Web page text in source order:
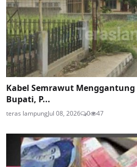
Kabel Semrawut
Bupati, P...
teras lampungJul 08, 2026 0 47